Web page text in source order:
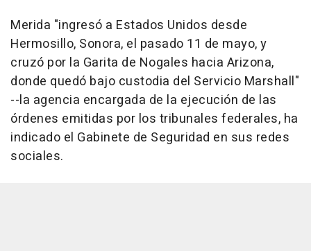
Merida "ingresó a Estados Unidos desde
Hermosillo, Sonora, el pasado 11 de mayo, y
cruzó por la Garita de Nogales hacia Arizona,
donde quedó bajo custodia del Servicio Marshall"
--la agencia encargada de la ejecución de las
órdenes emitidas por los tribunales federales, ha
indicado el Gabinete de Seguridad en sus redes
sociales.